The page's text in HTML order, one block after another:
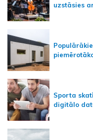
uzstāsies
Sporta
digitālo